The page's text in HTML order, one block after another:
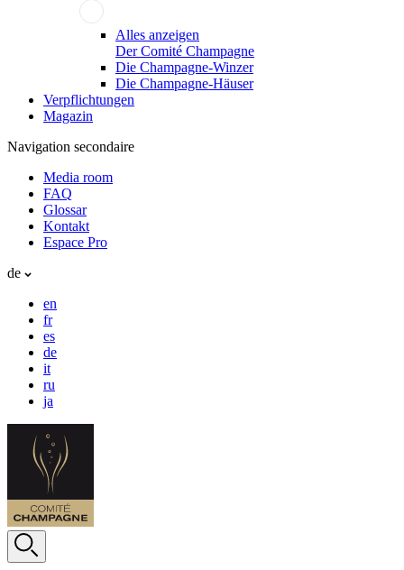
Alles anzeigen
Der Comité Champagne
Die Champagne-Winzer
Die Champagne-Häuser
Verpflichtungen
Magazin
Navigation secondaire
Media room
FAQ
Glossar
Kontakt
Espace Pro
de
en
fr
es
de
it
ru
ja